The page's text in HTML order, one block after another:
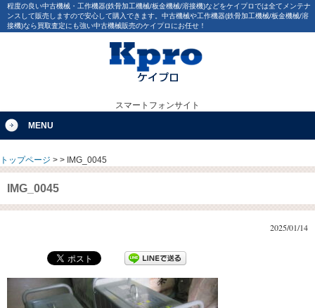
程度の良い中古機械・工作機器(鉄骨加工機械/板金機械/溶接機)などをケイプロでは全てメンテナ
ンスして販売しますので安心して購入できます。中古機械や工作機器(鉄骨加工機械/板金機械/溶
接機)なら買取査定にも強い中古機械販売のケイプロにお任せ！
スマートフォンサイト
MENU
トップページ > > IMG_0045
IMG_0045
2025/01/14